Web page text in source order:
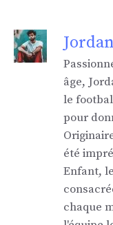
âge,
le
pour
été
Enfant,
chaque